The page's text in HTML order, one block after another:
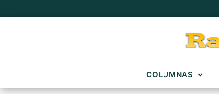
COLUMNAS